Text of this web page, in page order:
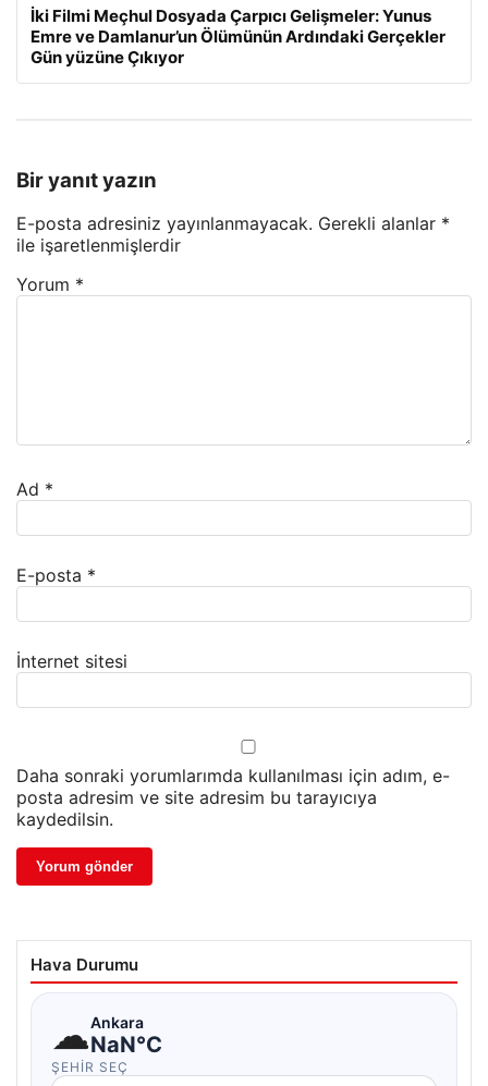
İki Filmi Meçhul Dosyada Çarpıcı Gelişmeler: Yunus
Emre ve Damlanur’un Ölümünün Ardındaki Gerçekler
Gün yüzüne Çıkıyor
Bir yanıt yazın
E-posta adresiniz yayınlanmayacak. Gerekli alanlar *
ile işaretlenmişlerdir
Yorum *
Ad *
E-posta *
İnternet sitesi
Daha sonraki yorumlarımda kullanılması için adım, e-
posta adresim ve site adresim bu tarayıcıya
kaydedilsin.
Hava Durumu
☁Ankara
NaN°C
ŞEHIR SEÇ